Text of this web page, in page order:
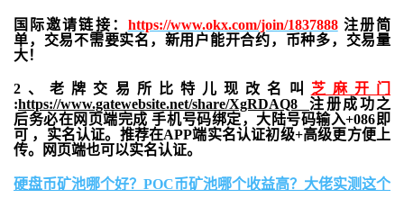
国际邀请链接： https://www.okx.com/join/1837888注册简
单，交易不需要实名，新用户能开合约， 币种多，交易量
大！
2、老牌交易所比特儿现改名叫 芝麻开门
:https://www.gatewebsite.net/share/XgRDAQ8 注册成功之
后务必在网页端完成 手机号码绑定，大陆号码输入+086即
可 ，实名认证。推荐在APP端实名认证初级+高级更方便上
传。网页端也可以实名认证。
硬盘币矿池哪个好？POC币矿池哪个收益高？大佬实测这个